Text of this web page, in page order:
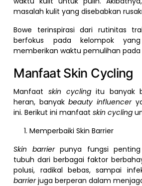
masalah kulit yang disebabkan
Bowe terinspirasi dari rutinitas
berfokus pada kelompok
memberikan waktu pemulihan pada
Manfaat Skin Cycling
Manfaat skin cyclingitu banyak
heran, banyakbeauty influencer
ini. Berikut ini manfaatskin cycling
Memperbaiki Skin Barrier
Skin barrierpunya fungsi penting
tubuh dari berbagai faktor
polusi, radikal bebas, sampai
barrierjuga berperan dalam